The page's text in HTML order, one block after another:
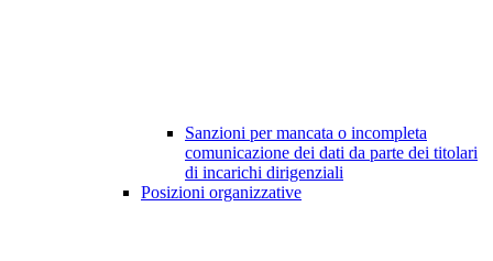
Sanzioni per mancata o incompleta
comunicazione dei dati da parte dei titolari
di incarichi dirigenziali
Posizioni organizzative